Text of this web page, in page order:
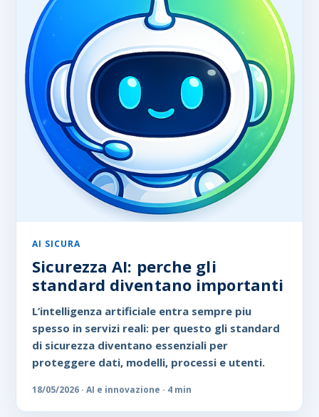
AI SICURA
Sicurezza AI: perche gli
standard diventano importanti
L’intelligenza artificiale entra sempre piu
spesso in servizi reali: per questo gli standard
di sicurezza diventano essenziali per
proteggere dati, modelli, processi e utenti.
18/05/2026 · AI e innovazione · 4 min